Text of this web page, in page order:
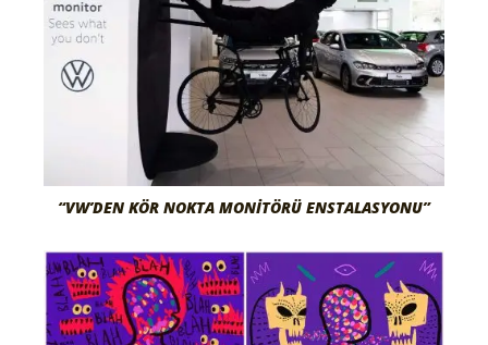
“VW’DEN KÖR NOKTA MONITÖRÜ ENSTALASYONU”